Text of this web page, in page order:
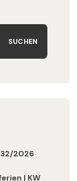
SUCHEN
2026
| KW